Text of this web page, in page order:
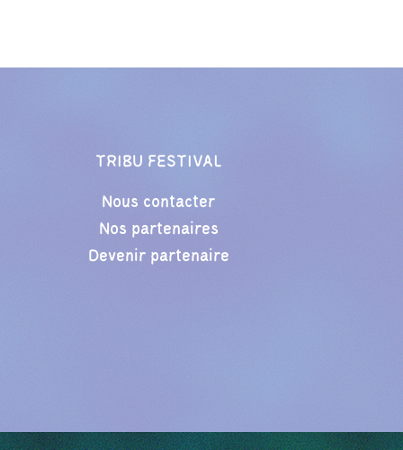
TRIBU FESTIVAL
Nous contacter
Nos partenaires
Devenir partenaire